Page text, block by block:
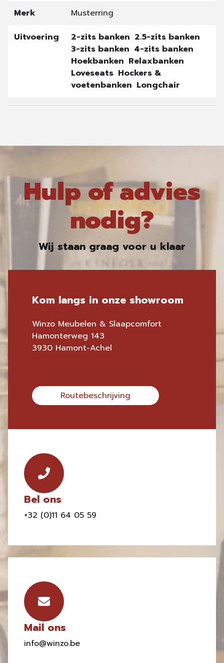
Merk
Musterring
Uitvoering
2-zits banken 2.5-zits banken
3-zits banken 4-zits banken
Hoekbanken Relaxbanken
Loveseats Hockers &
voetenbanken Longchair
Hulp of advies
nodig?
Wij staan graag voor u klaar
Kom langs in onze showroom
Winzo Meubelen & Slaapcomfort
Hamonterweg 143
3930 Hamont-Achel
Routebeschrijving
Bel ons
+32 (0)11 64 05 59
Mail ons
info@winzo.be